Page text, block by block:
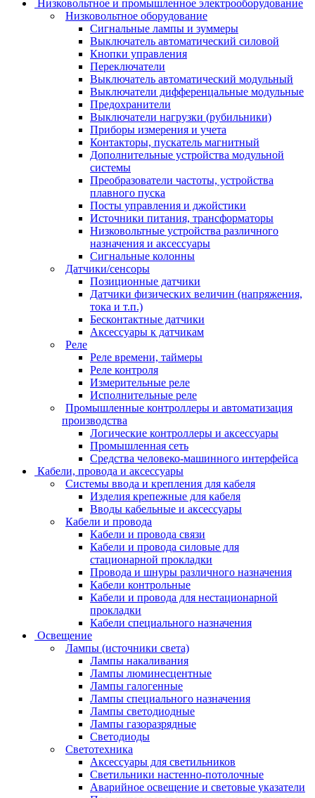
Низковольтное и промышленное электрооборудование
Низковольтное оборудование
Сигнальные лампы и зуммеры
Выключатель автоматический силовой
Кнопки управления
Переключатели
Выключатель автоматический модульный
Выключатели дифференцальные модульные
Предохранители
Выключатели нагрузки (рубильники)
Приборы измерения и учета
Контакторы, пускатель магнитный
Дополнительные устройства модульной
системы
Преобразователи частоты, устройства
плавного пуска
Посты управления и джойстики
Источники питания, трансформаторы
Низковольтные устройства различного
назначения и аксессуары
Сигнальные колонны
Датчики/сенсоры
Позиционные датчики
Датчики физических величин (напряжения,
тока и т.п.)
Бесконтактные датчики
Аксессуары к датчикам
Реле
Реле времени, таймеры
Реле контроля
Измерительные реле
Исполнительные реле
Промышленные контроллеры и автоматизация
производства
Логические контроллеры и аксессуары
Промышленная сеть
Средства человеко-машинного интерфейса
Кабели, провода и аксессуары
Системы ввода и крепления для кабеля
Изделия крепежные для кабеля
Вводы кабельные и аксессуары
Кабели и провода
Кабели и провода связи
Кабели и провода силовые для
стационарной прокладки
Провода и шнуры различного назначения
Кабели контрольные
Кабели и провода для нестационарной
прокладки
Кабели специального назначения
Освещение
Лампы (источники света)
Лампы накаливания
Лампы люминесцентные
Лампы галогенные
Лампы специального назначения
Лампы светодиодные
Лампы газоразрядные
Светодиоды
Светотехника
Аксессуары для светильников
Светильники настенно-потолочные
Аварийное освещение и световые указатели